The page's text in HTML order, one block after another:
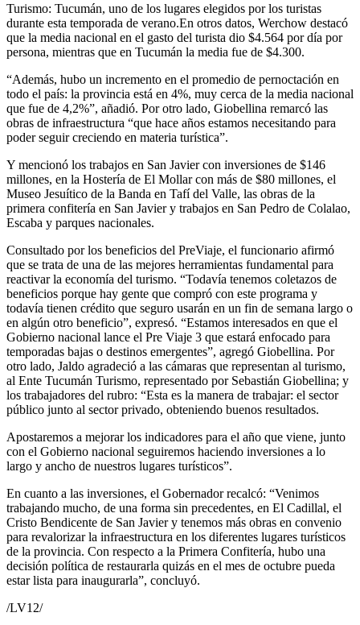
Turismo: Tucumán, uno de los lugares elegidos por los turistas
durante esta temporada de verano.En otros datos, Werchow destacó
que la media nacional en el gasto del turista dio $4.564 por día por
persona, mientras que en Tucumán la media fue de $4.300.
“Además, hubo un incremento en el promedio de pernoctación en
todo el país: la provincia está en 4%, muy cerca de la media nacional
que fue de 4,2%”, añadió. Por otro lado, Giobellina remarcó las
obras de infraestructura “que hace años estamos necesitando para
poder seguir creciendo en materia turística”.
Y mencionó los trabajos en San Javier con inversiones de $146
millones, en la Hostería de El Mollar con más de $80 millones, el
Museo Jesuítico de la Banda en Tafí del Valle, las obras de la
primera confitería en San Javier y trabajos en San Pedro de Colalao,
Escaba y parques nacionales.
Consultado por los beneficios del PreViaje, el funcionario afirmó
que se trata de una de las mejores herramientas fundamental para
reactivar la economía del turismo. “Todavía tenemos coletazos de
beneficios porque hay gente que compró con este programa y
todavía tienen crédito que seguro usarán en un fin de semana largo o
en algún otro beneficio”, expresó. “Estamos interesados en que el
Gobierno nacional lance el Pre Viaje 3 que estará enfocado para
temporadas bajas o destinos emergentes”, agregó Giobellina. Por
otro lado, Jaldo agradeció a las cámaras que representan al turismo,
al Ente Tucumán Turismo, representado por Sebastián Giobellina; y
los trabajadores del rubro: “Esta es la manera de trabajar: el sector
público junto al sector privado, obteniendo buenos resultados.
Apostaremos a mejorar los indicadores para el año que viene, junto
con el Gobierno nacional seguiremos haciendo inversiones a lo
largo y ancho de nuestros lugares turísticos”.
En cuanto a las inversiones, el Gobernador recalcó: “Venimos
trabajando mucho, de una forma sin precedentes, en El Cadillal, el
Cristo Bendicente de San Javier y tenemos más obras en convenio
para revalorizar la infraestructura en los diferentes lugares turísticos
de la provincia. Con respecto a la Primera Confitería, hubo una
decisión política de restaurarla quizás en el mes de octubre pueda
estar lista para inaugurarla”, concluyó.
/LV12/